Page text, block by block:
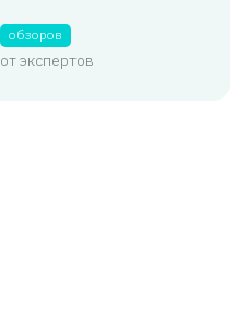
обзоров
от экспертов